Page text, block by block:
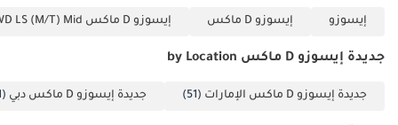
إيسوزو إيسوزو D ماكس إيسوزو D ماكس 3.0L CREW CAB 4WD LS (M/T) Mid
جديدة إيسوزو D ماكس by Location
جديدة إيسوزو D ماكس الإمارات (51) جديدة إيسوزو D ماكس دبي (51)